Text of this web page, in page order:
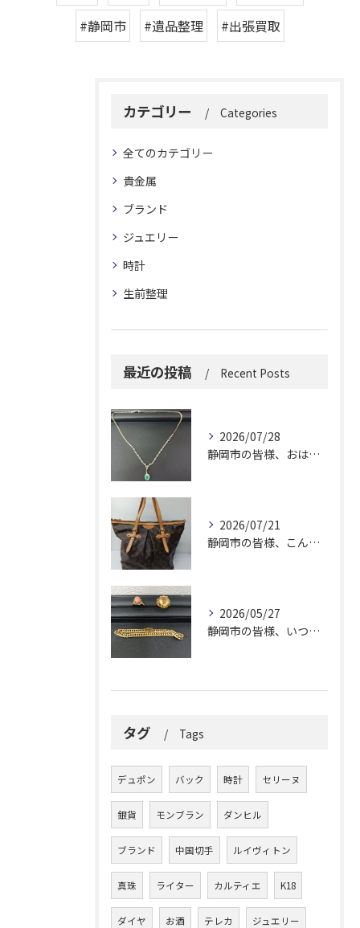
#静岡市 #遺品整理 #出張買取
カテゴリー Categories
全てのカテゴリー
貴金属
ブランド
ジュエリー
時計
生前整理
最近の投稿 Recent Posts
2026/07/28
静岡市の皆様、おはようございます。
2026/07/21
静岡市の皆様、こんにちは！
2026/05/27
静岡市の皆様、いつも大変お世話になっております。
タグ Tags
デュポン バック 時計 セリーヌ
銀貨 モンブラン ダンヒル
ブランド 中国切手 ルイヴィトン
真珠 ライター カルティエ K18
ダイヤ お酒 テレカ ジュエリー